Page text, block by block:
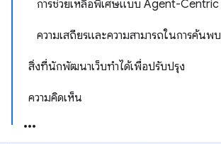
การช่วยเหลือพิเศษแบบ Agent-Centric
ความเสถียรและความสามารถในการค้นพบ
สิ่งที่นักพัฒนาเว็บทำได้เพื่อปรับปรุง
ความคิดเห็น